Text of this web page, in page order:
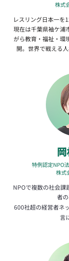
株式
レスリング日本一を
現在は千葉県袖ケ浦
がら教育・福祉・環
開。世界で戦える
特例認定NPO
株式
NPOで複数の社会課
者の
600社超の経営者ネ
言